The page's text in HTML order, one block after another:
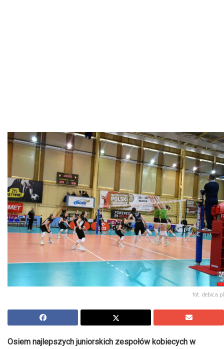
fot. debica.pl
Osiem najlepszych juniorskich zespołów kobiecych w